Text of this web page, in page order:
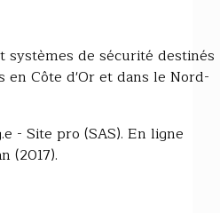
systèmes de sécurité destinés
en Côte d'Or et dans le Nord-
- Site pro (SAS). En ligne
(2017).